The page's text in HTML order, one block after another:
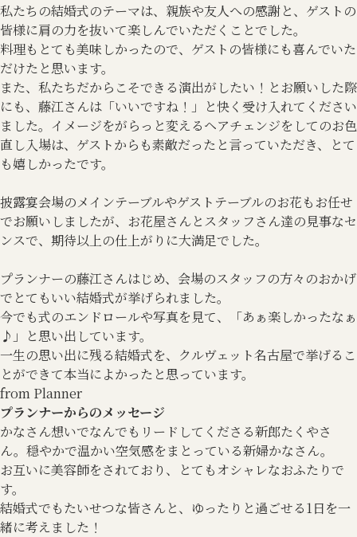
私たちの結婚式のテーマは、親族や友人への感謝と、ゲストの
皆様に肩の力を抜いて楽しんでいただくことでした。
料理もとても美味しかったので、ゲストの皆様にも喜んでいた
だけたと思います。
また、私たちだからこそできる演出がしたい！とお願いした際
にも、藤江さんは「いいですね！」と快く受け入れてください
ました。イメージをがらっと変えるヘアチェンジをしてのお色
直し入場は、ゲストからも素敵だったと言っていただき、とて
も嬉しかったです。
披露宴会場のメインテーブルやゲストテーブルのお花もお任せ
でお願いしましたが、お花屋さんとスタッフさん達の見事なセ
ンスで、期待以上の仕上がりに大満足でした。
プランナーの藤江さんはじめ、会場のスタッフの方々のおかげ
でとてもいい結婚式が挙げられました。
今でも式のエンドロールや写真を見て、「あぁ楽しかったなぁ
♪」と思い出しています。
一生の思い出に残る結婚式を、クルヴェット名古屋で挙げるこ
とができて本当によかったと思っています。
from Planner
プランナーからのメッセージ
かなさん想いでなんでもリードしてくださる新郎たくやさ
ん。穏やかで温かい空気感をまとっている新婦かなさん。
お互いに美容師をされており、とてもオシャレなおふたりで
す。
結婚式でもたいせつな皆さんと、ゆったりと過ごせる1日を一
緒に考えました！